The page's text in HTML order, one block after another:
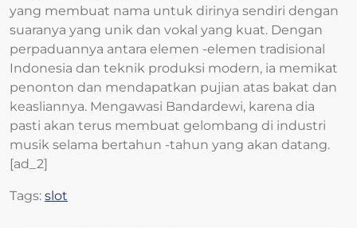
yang membuat nama untuk dirinya sendiri dengan
suaranya yang unik dan vokal yang kuat. Dengan
perpaduannya antara elemen -elemen tradisional
Indonesia dan teknik produksi modern, ia memikat
penonton dan mendapatkan pujian atas bakat dan
keasliannya. Mengawasi Bandardewi, karena dia
pasti akan terus membuat gelombang di industri
musik selama bertahun -tahun yang akan datang.
[ad_2]
Tags: slot